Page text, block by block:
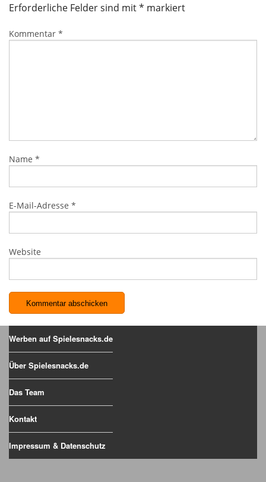
Erforderliche Felder sind mit* markiert
Kommentar *
Name *
E-Mail-Adresse *
Website
Werben auf Spielesnacks.de
Über Spielesnacks.de
Das Team
Kontakt
Impressum & Datenschutz